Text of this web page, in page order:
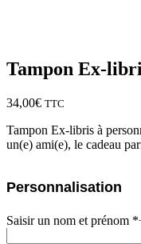
Tampon Ex-
34,00€ TTC
Tampon Ex-libris à
un(e) ami(e), le cadeau
Personnalisation
Saisir un nom et prénom *